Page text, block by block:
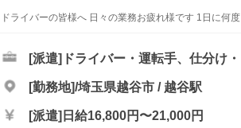
ドライバーの皆様へ 日々の業務お疲れ様です 1日に何
[派遣] ドライバー・運転手、仕分け
[勤務地]/埼玉県越谷市 / 越谷駅
[派遣] 日給16,800円〜21,000円